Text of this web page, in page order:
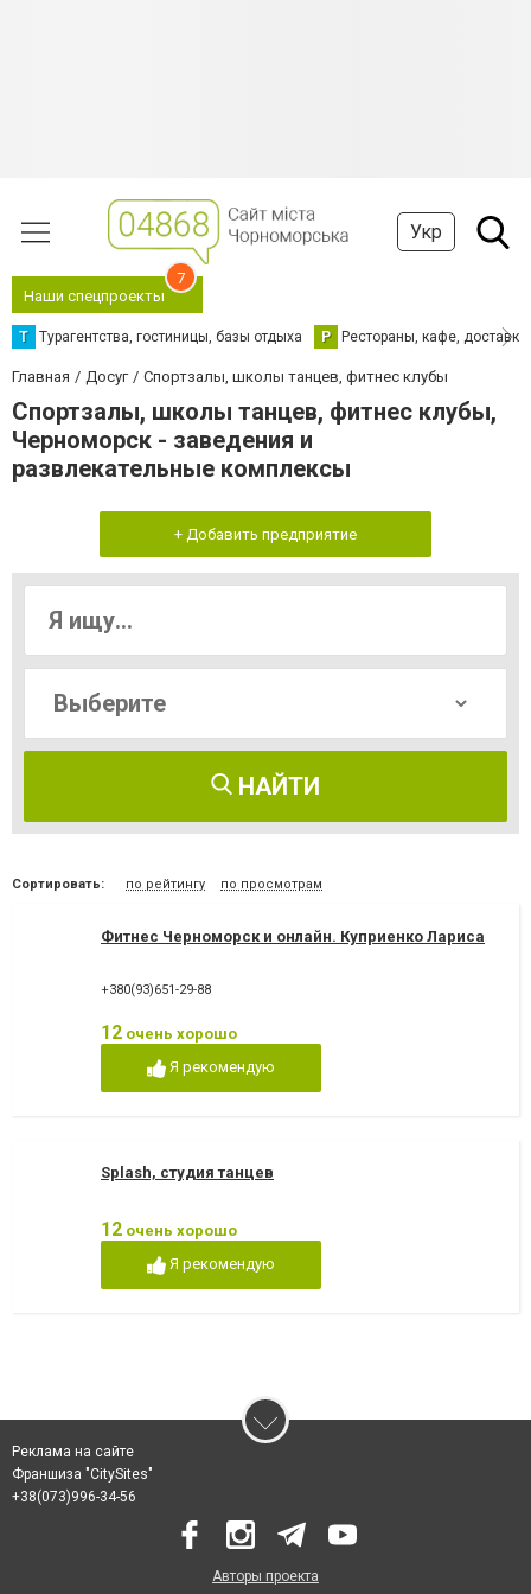
Укр
Наши спецпроекты
7
Т Турагентства, гостиницы, базы отдыха Р Рестораны, кафе,
Главная Досуг Спортзалы, школы танцев, фитнес клубы
Спортзалы, школы танцев, фитнес клубы,
Черноморск - заведения и
развлекательные комплексы
+ Добавить предприятие
НАЙТИ
Сортировать: по рейтингу по просмотрам
Фитнес Черноморск и онлайн. Куприенко Лариса
+380(93)651-29-88
12 очень хорошо
Я рекомендую
Splash, студия танцев
12 очень хорошо
Я рекомендую
Реклама на сайте
Франшиза "CitySites"
‎+38(073)996-34-56
Авторы проекта